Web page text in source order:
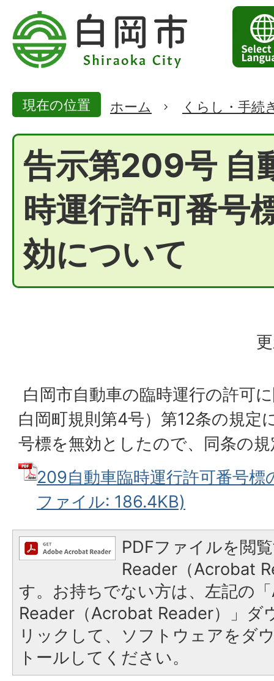
現在の位置 ホーム くらし・手続
告示第209号 自
時運行許可番号
効について
白岡市自動車の臨時運行の許可
白岡町規則第4号）第12条の規定
号標を無効としたので、同条の
209自動車臨時運行許可番号標
ファイル: 186.4KB)
PDFファイルを閲
Reader（Acrobat
す。お持ちでない方は、左記の
Reader（Acrobat Reader）」ダ
リックして、ソフトウェアをダ
トールしてください。